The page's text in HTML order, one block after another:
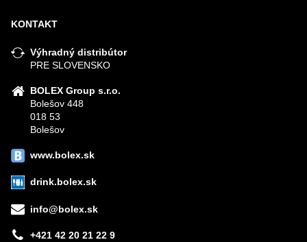
KONTAKT
Výhradný distribútor
PRE SLOVENSKO
BOLEX Group s.r.o.
Bolešov 448
018 53
Bolešov
www.bolex.sk
drink.bolex.sk
info@bolex.sk
+421 42 20 21 22 9